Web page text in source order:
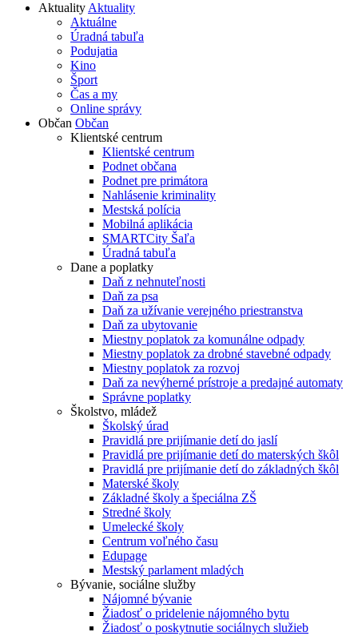
AktualityAktuality
Aktuálne
Úradná tabuľa
Podujatia
Kino
Šport
Čas a my
Online správy
Občan Občan
Klientské centrum
Klientské centrum
Podnet občana
Podnet pre primátora
Nahlásenie kriminality
Mestská polícia
Mobilná aplikácia
SMARTCity Šaľa
Úradná tabuľa
Dane a poplatky
Daň z nehnuteľnosti
Daň za psa
Daň za užívanie verejného priestranstva
Daň za ubytovanie
Miestny poplatok za komunálne odpady
Miestny poplatok za drobné stavebné odpady
Miestny poplatok za rozvoj
Daň za nevýherné prístroje a predajné automaty
Správne poplatky
Školstvo, mládež
Školský úrad
Pravidlá pre prijímanie detí do jaslí
Pravidlá pre prijímanie detí do materských škôl
Pravidlá pre prijímanie detí do základných škôl
Materské školy
Základné školy a špeciálna ZŠ
Stredné školy
Umelecké školy
Centrum voľného času
Edupage
Mestský parlament mladých
Bývanie, sociálne služby
Nájomné bývanie
Žiadosť o pridelenie nájomného bytu
Žiadosť o poskytnutie sociálnych služieb